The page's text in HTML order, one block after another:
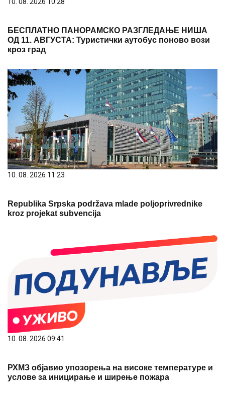
БЕСПЛАТНО ПАНОРАМСКО РАЗГЛЕДАЊЕ НИША
ОД 11. АВГУСТА: Туристички аутобус поново вози
кроз град
10. 08. 2026 11:23
Republika Srpska podržava mlade poljoprivrednike
kroz projekat subvencija
10. 08. 2026 09:41
РХМЗ објавио упозорења на високе температуре и
услове за иницирање и ширење пожара